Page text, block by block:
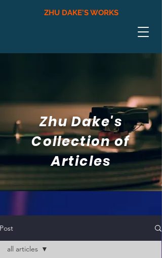
ZHU DAKE'S WORKS
Zhu Dake's
Collection of
Articles
Post
all articles